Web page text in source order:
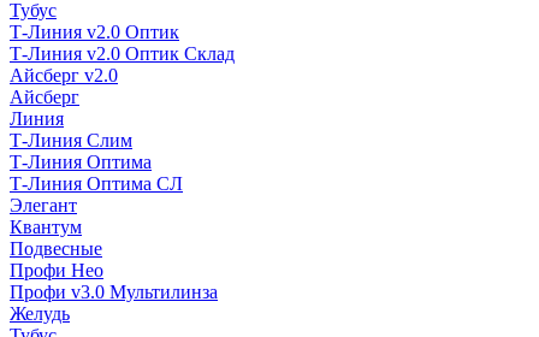
Тубус
Т-Линия v2.0 Оптик
Т-Линия v2.0 Оптик Склад
Айсберг v2.0
Айсберг
Линия
Т-Линия Слим
Т-Линия Оптима
Т-Линия Оптима СЛ
Элегант
Квантум
Подвесные
Профи Нео
Профи v3.0 Мультилинза
Желудь